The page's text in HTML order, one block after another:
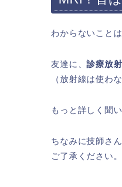
わからないこと
友達に、診療放
（放射線は使わ
もっと詳しく聞
ちなみに技師さ
ご了承ください。